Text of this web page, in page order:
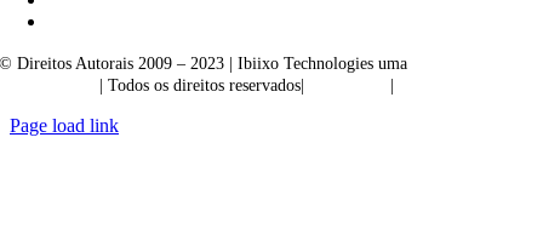
© Direitos Autorais 2009 – 2023 | Ibiixo Technologies uma
| Todos os direitos reservados| |
Page load link